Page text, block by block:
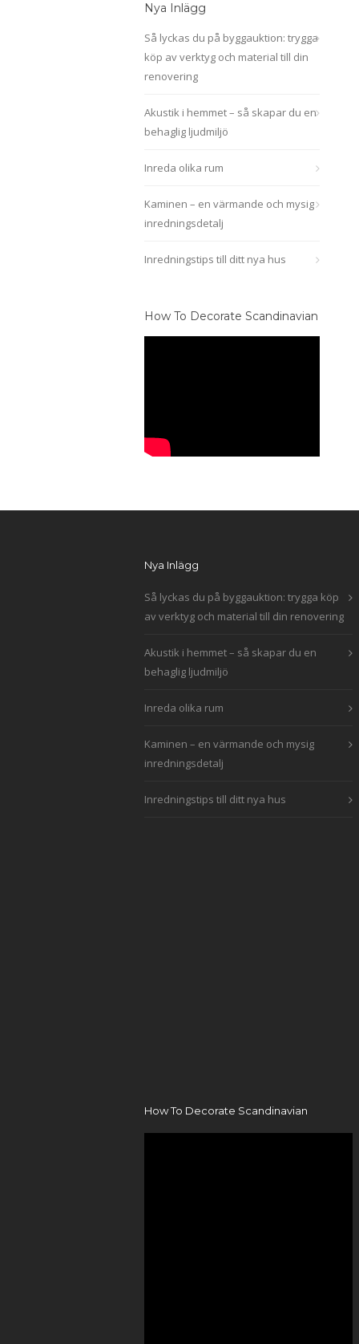
Nya Inlägg
Så lyckas du på byggauktion: trygga
köp av verktyg och material till din
renovering
Akustik i hemmet – så skapar du en
behaglig ljudmiljö
Inreda olika rum
Kaminen – en värmande och mysig
inredningsdetalj
Inredningstips till ditt nya hus
How To Decorate Scandinavian
Nya Inlägg
Så lyckas du på byggauktion: trygga köp
av verktyg och material till din renovering
Akustik i hemmet – så skapar du en
behaglig ljudmiljö
Inreda olika rum
Kaminen – en värmande och mysig
inredningsdetalj
Inredningstips till ditt nya hus
How To Decorate Scandinavian